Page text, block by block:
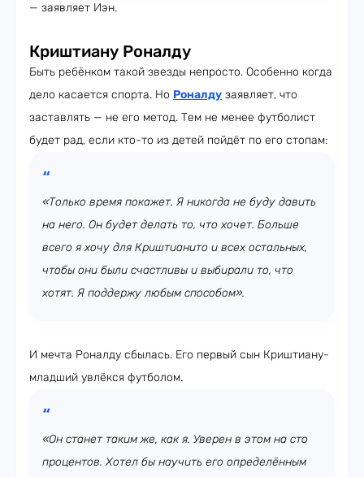
— заявляет Иэн.
Криштиану Роналду
Быть ребёнком такой звезды непросто. Особенно когда
дело касается спорта. Но Роналду заявляет, что
заставлять — не его метод. Тем не менее футболист
будет рад, если кто-то из детей пойдёт по его стопам:
«Только время покажет. Я никогда не буду давить
на него. Он будет делать то, что хочет. Больше
всего я хочу для Криштианито и всех остальных,
чтобы они были счастливы и выбирали то, что
хотят. Я поддержу любым способом».
И мечта Роналду сбылась. Его первый сын Криштиану-
младший увлёкся футболом.
«Он станет таким же, как я. Уверен в этом на сто
процентов. Хотел бы научить его определённым